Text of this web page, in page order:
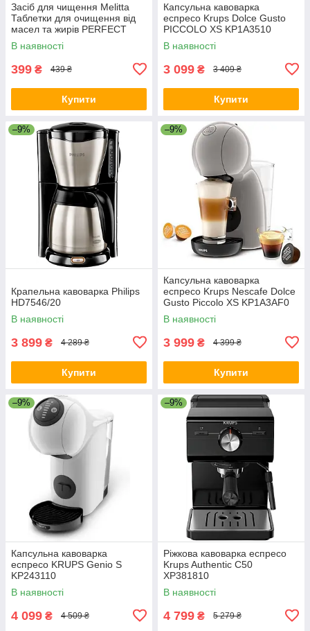
Засіб для чищення Melitta
Таблетки для очищення від
масел та жирів PERFECT
CLEAN 4 шт х 1,8 г
(4006508178599)
В наявності
399 ₴ 439 ₴
Купити
Капсульна кавоварка
еспресо Krups Dolce Gusto
PICCOLO XS KP1A3510
В наявності
3 099 ₴ 3 409 ₴
Купити
–9%
Крапельна кавоварка Philips
HD7546/20
В наявності
3 899 ₴ 4 289 ₴
Купити
–9%
Капсульна кавоварка
еспресо Krups Nescafe Dolce
Gusto Piccolo XS KP1A3AF0
В наявності
3 999 ₴ 4 399 ₴
Купити
–9%
Капсульна кавоварка
еспресо KRUPS Genio S
KP243110
В наявності
4 099 ₴ 4 509 ₴
–9%
Ріжкова кавоварка еспресо
Krups Authentic C50
XP381810
В наявності
4 799 ₴ 5 279 ₴